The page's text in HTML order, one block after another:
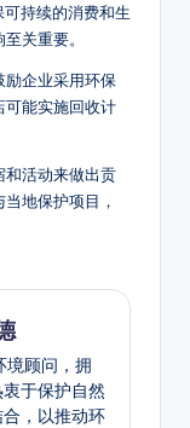
持续的消费和生
关重要。
企业采用环保
可能实施回收计
和活动来做出贡
地保护项目，
境顾问，拥
于保护自然
，以推动环